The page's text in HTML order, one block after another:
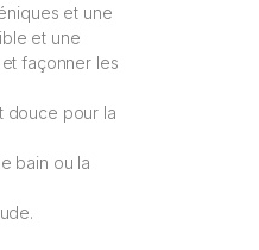
et une
et une
façonner les
douce pour la
bain ou la